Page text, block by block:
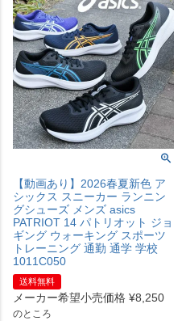
【動画あり】2026春夏新色 ア
シックス スニーカー ランニン
グシューズ メンズ asics
PATRIOT 14 パトリオット ジョ
ギング ウォーキング スポーツ
トレーニング 通勤 通学 学校
1011C050
送料無料
メーカー希望小売価格 ¥8,250
のところ